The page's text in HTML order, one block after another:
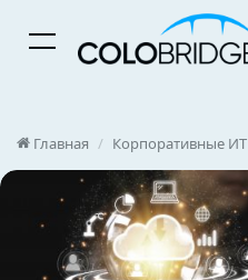
Menu
Главная / Корпоративные ИТ